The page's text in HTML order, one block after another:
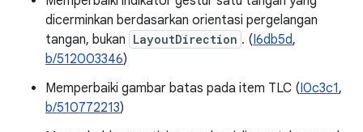
dicerminkan berdasarkan orientasi pergelangan
tangan, bukan LayoutDirection . (I6db5d,
b/512003346)
Memperbaiki gambar batas pada item TLC (I0c3c1,
b/510772213)